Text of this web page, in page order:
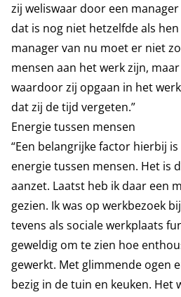
zij weliswaar door een
dat is nog niet hetzelfde als
manager van nu moet er niet
mensen aan het werk zijn,
waardoor zij opgaan in het
dat zij de tijd vergeten.”
Energie tussen mensen
“Een belangrijke factor hierbij
energie tussen mensen. Het is
aanzet. Laatst heb ik daar een
gezien. Ik was op werkbezoek
tevens als sociale werkplaats
geweldig om te zien hoe
gewerkt. Met glimmende ogen
bezig in de tuin en keuken. Het